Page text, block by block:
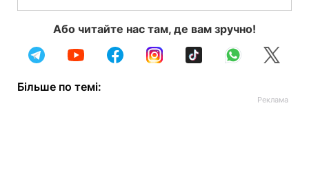
Або читайте нас там, де вам зручно!
Більше по темі: